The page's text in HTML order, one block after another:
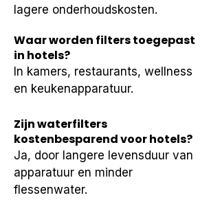
lagere onderhoudskosten.
Waar worden filters toegepast
in hotels?
In kamers, restaurants, wellness
en keukenapparatuur.
Zijn waterfilters
kostenbesparend voor hotels?
Ja, door langere levensduur van
apparatuur en minder
flessenwater.